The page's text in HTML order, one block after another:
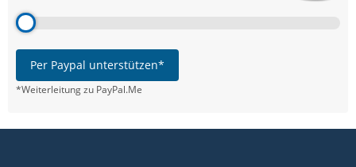
Per Paypal unterstützen*
*Weiterleitung zu PayPal.Me